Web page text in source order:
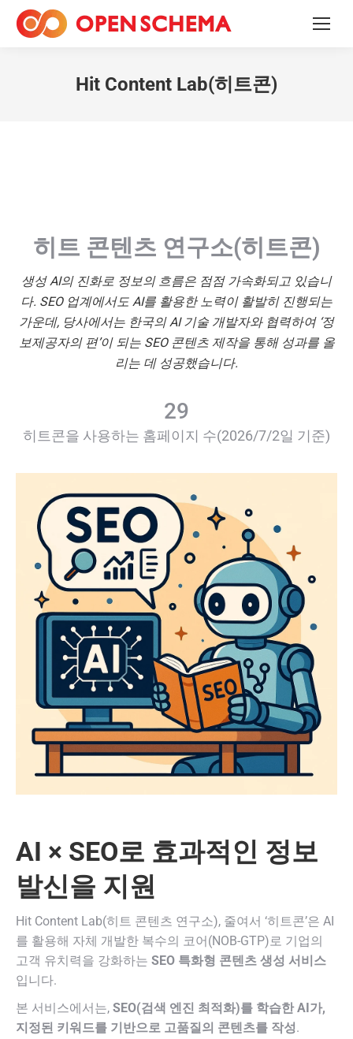
Hit Content Lab(히트콘)
히트 콘텐츠 연구소(히트콘)
생성 AI의 진화로 정보의 흐름은 점점 가속화되고 있습니
다. SEO 업계에서도 AI를 활용한 노력이 활발히 진행되는
가운데, 당사에서는 한국의 AI 기술 개발자와 협력하여 ‘정
보제공자의 편’이 되는 SEO 콘텐츠 제작을 통해 성과를 올
리는 데 성공했습니다.
29
히트콘을 사용하는 홈페이지 수(2026/7/2일 기준)
AI × SEO로 효과적인 정보
발신을 지원
Hit Content Lab(히트 콘텐츠 연구소), 줄여서 ‘히트콘’은 AI
를 활용해 자체 개발한 복수의 코어(NOB-GTP)로 기업의
고객 유치력을 강화하는 SEO 특화형 콘텐츠 생성 서비스
입니다.
본 서비스에서는, SEO(검색 엔진 최적화)를 학습한 AI가,
지정된 키워드를 기반으로 고품질의 콘텐츠를 작성.